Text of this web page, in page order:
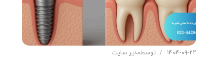
۱۴۰۴-۰۹-۲۲ توسطمدیر سایت